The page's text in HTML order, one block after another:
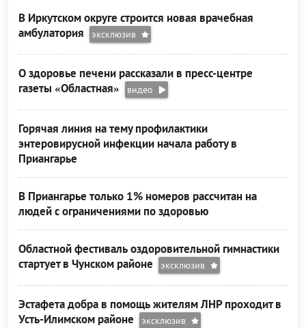
В Иркутском округе строится новая врачебная
амбулатория
эксклюзив
О здоровье печени рассказали в пресс-центре
газеты «Областная»
видео
Горячая линия на тему профилактики
энтеровирусной инфекции начала работу в
Приангарье
В Приангарье только 1% номеров рассчитан на
людей с ограничениями по здоровью
Областной фестиваль оздоровительной гимнастики
стартует в Чунском районе
эксклюзив
Эстафета добра в помощь жителям ЛНР проходит в
Усть-Илимском районе
эксклюзив